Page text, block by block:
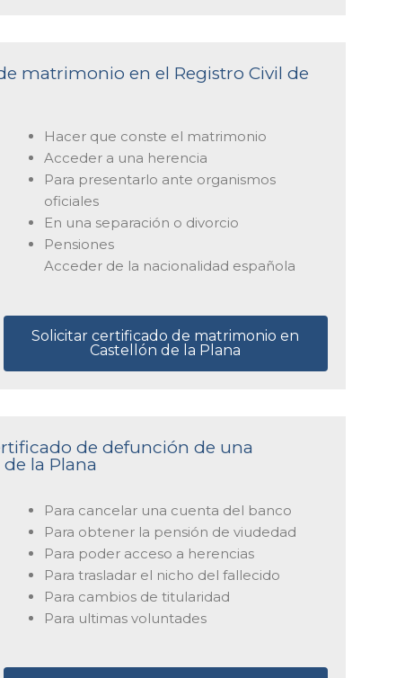
matrimonio en el Registro Civil de
Hacer que conste el matrimonio
Acceder a una herencia
Para presentarlo ante organismos
oficiales
En una separación o divorcio
Pensiones
Acceder de la nacionalidad española
Solicitar certificado de matrimonio en
Castellón de la Plana
de defunción de una
la Plana
Para cancelar una cuenta del banco
Para obtener la pensión de viudedad
Para poder acceso a herencias
Para trasladar el nicho del fallecido
Para cambios de titularidad
Para ultimas voluntades